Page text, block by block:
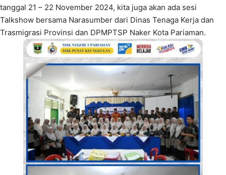
tanggal 21 – 22 November 2024, kita juga akan ada sesi
Talkshow bersama Narasumber dari Dinas Tenaga Kerja dan
Trasmigrasi Provinsi dan DPMPTSP Naker Kota Pariaman.